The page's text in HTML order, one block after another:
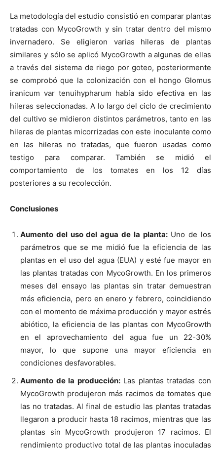
La metodología del estudio consistió en comparar plantas
tratadas con MycoGrowth y sin tratar dentro del mismo
invernadero. Se eligieron varias hileras de plantas
similares y sólo se aplicó MycoGrowth a algunas de ellas
a través del sistema de riego por goteo, posteriormente
se comprobó que la colonización con el hongo Glomus
iranicum var tenuihypharum había sido efectiva en las
hileras seleccionadas. A lo largo del ciclo de crecimiento
del cultivo se midieron distintos parámetros, tanto en las
hileras de plantas micorrizadas con este inoculante como
en las hileras no tratadas, que fueron usadas como
testigo para comparar. También se midió el
comportamiento de los tomates en los 12 días
posteriores a su recolección.
Conclusiones
Aumento del uso del agua de la planta: Uno de los
parámetros que se me midió fue la eficiencia de las
plantas en el uso del agua (EUA) y esté fue mayor en
las plantas tratadas con MycoGrowth. En los primeros
meses del ensayo las plantas sin tratar demuestran
más eficiencia, pero en enero y febrero, coincidiendo
con el momento de máxima producción y mayor estrés
abiótico, la eficiencia de las plantas con MycoGrowth
en el aprovechamiento del agua fue un 22-30%
mayor, lo que supone una mayor eficiencia en
condiciones desfavorables.
Aumento de la producción: Las plantas tratadas con
MycoGrowth produjeron más racimos de tomates que
las no tratadas. Al final de estudio las plantas tratadas
llegaron a producir hasta 18 racimos, mientras que las
plantas sin MycoGrowth produjeron 17 racimos. El
rendimiento productivo total de las plantas inoculadas